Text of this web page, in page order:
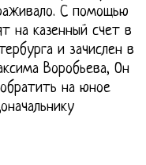
С помощью
на казенный счет в
и зачислен в
Воробьева, Он
на юное